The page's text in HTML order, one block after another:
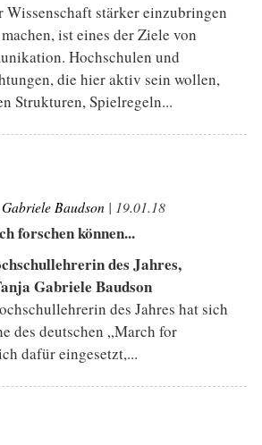
Wissenschaft stärker einzubringen
ist eines der Ziele von
Hochschulen und
die hier aktiv sein wollen,
Strukturen, Spielregeln...
Baudson | 19.01.18
forschen können...
des Jahres,
Gabriele Baudson
des Jahres hat sich
des deutschen „March for
dafür eingesetzt,...